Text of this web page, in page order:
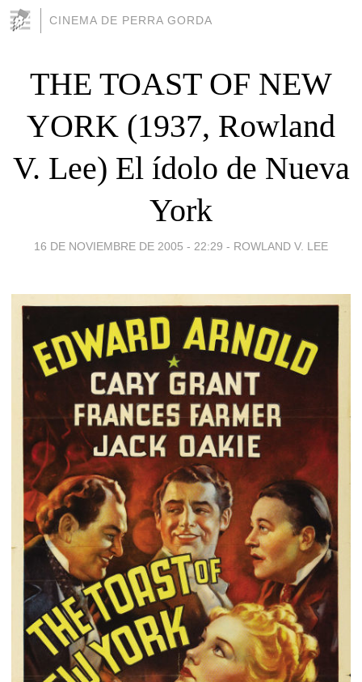
CINEMA DE PERRA GORDA
THE TOAST OF NEW
YORK (1937, Rowland
V. Lee) El ídolo de Nueva
York
16 DE NOVIEMBRE DE 2005 - 22:29 - ROWLAND V. LEE